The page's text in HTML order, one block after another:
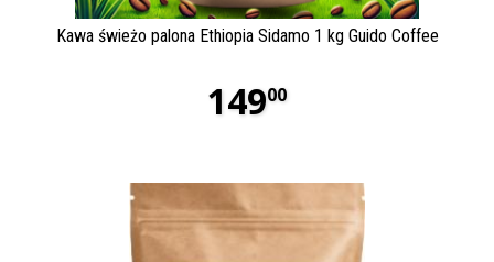
Kawa świeżo palona Ethiopia Sidamo 1 kg Guido Coffee
14900